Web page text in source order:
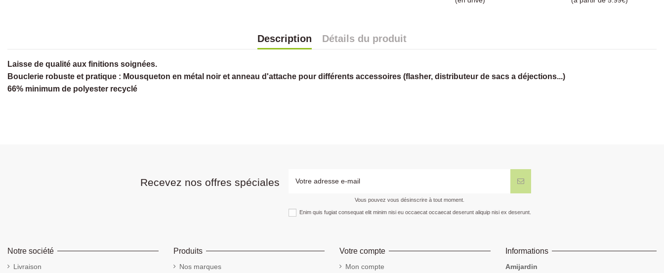
Description Détails du produit
Laisse de qualité aux finitions soignées.
Bouclerie robuste et pratique : Mousqueton en métal noir et anneau d'attache pour différents accessoires (flasher, distributeur de sacs a déjections...)
66% minimum de polyester recyclé
Recevez nos offres spéciales
Vous pouvez vous désinscrire à tout moment.
Enim quis fugiat consequat elit minim nisi eu occaecat occaecat deserunt aliquip nisi ex deserunt.
Notre société
Livraison
Produits
Nos marques
Votre compte
Mon compte
Informations
Amijardin